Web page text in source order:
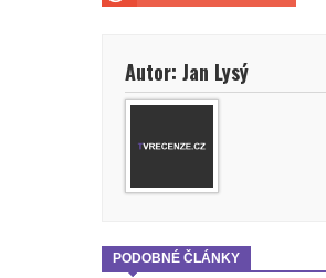
Autor: Jan Lysý
PODOBNÉ ČLÁNKY